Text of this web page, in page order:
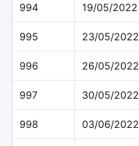
994 19/05/2022
995 23/05/2022
996 26/05/2022
997 30/05/2022
998 03/06/2022